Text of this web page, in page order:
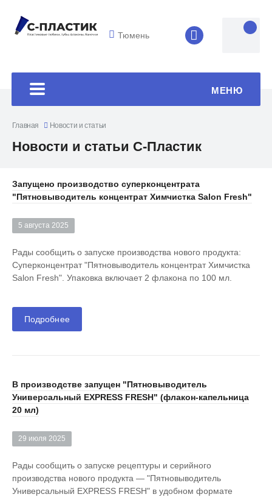
Тюмень 8 (4852) 33-
МЕНЮ
Главная Новости и статьи
Новости и статьи С-Пластик
Запущено производство суперконцентрата
"Пятновыводитель концентрат Химчистка Salon Fresh"
5 августа 2025
Рады сообщить о запуске производства нового продукта:
Суперконцентрат "Пятновыводитель концентрат Химчистка
Salon Fresh". Упаковка включает 2 флакона по 100 мл.
Подробнее
В производстве запущен "Пятновыводитель
Универсальный EXPRESS FRESH" (флакон-капельница
20 мл)
29 июля 2025
Рады сообщить о запуске рецептуры и серийного
производства нового продукта — "Пятновыводитель
Универсальный EXPRESS FRESH" в удобном формате